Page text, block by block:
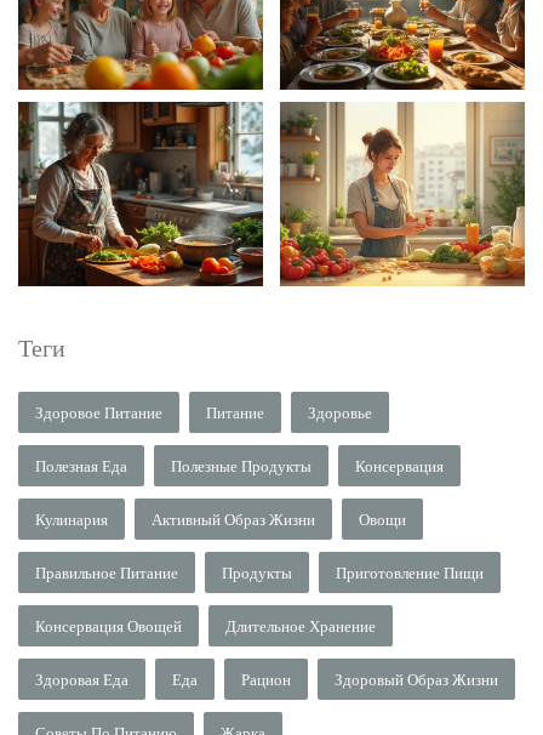
Теги
Здоровое Питание Питание Здоровье
Полезная Еда Полезные Продукты Консервация
Кулинария Активный Образ Жизни Овощи
Правильное Питание Продукты Приготовление Пищи
Консервация Овощей Длительное Хранение
Здоровая Еда Еда Рацион Здоровый Образ Жизни